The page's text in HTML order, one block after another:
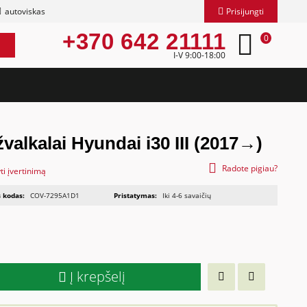
autoviskas Prisijungti
+370 642 21111
I-V 9:00-18:00
0
Hyundai i30 III (2017→)
įvertinimą Radote pigiau?
kodas: COV-7295A1D1 Pristatymas: Iki 4-6 savaičių
Į krepšelį